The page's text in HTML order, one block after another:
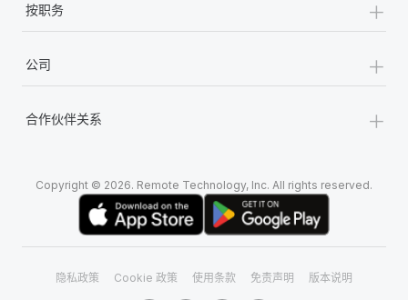
按职务 +
公司 +
合作伙伴关系 +
Copyright © 2026. Remote Technology, Inc. All rights reserved.
隐私政策 Cookie 政策 使用条款 免责声明 版本说明